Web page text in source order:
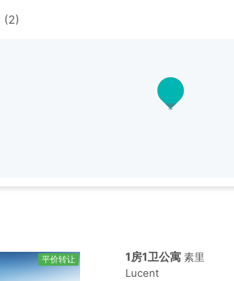
(2)
平价转让 1房1卫公寓 素里
Lucent